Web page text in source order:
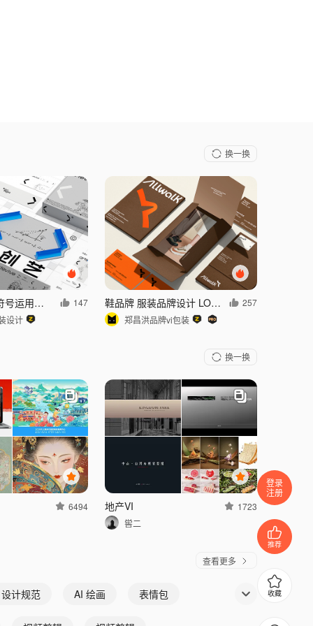
换一换
品牌如何通过符号运用实现有效升级？logo vi 包装设计
147
设计
鞋品牌 服装品牌设计 LOGO vi vi设计 运动品牌设计
257
郑昌洪品牌vi包装
换一换
6494 地产VI
1723
喾二
查看更多
计规范 AI 绘画 表情包
登录
注册
推荐
收藏